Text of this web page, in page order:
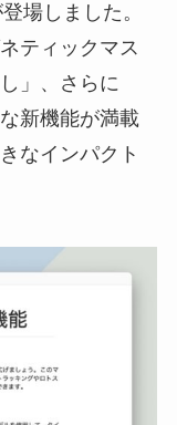
場しました。
ティックマス
」、さらに
新機能が満載
なインパクト